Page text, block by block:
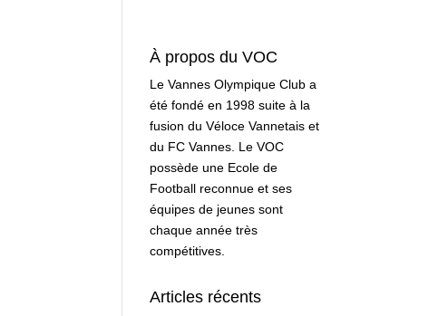
À propos du VOC
Le Vannes Olympique Club a
été fondé en 1998 suite à la
fusion du Véloce Vannetais et
du FC Vannes. Le VOC
possède une Ecole de
Football reconnue et ses
équipes de jeunes sont
chaque année très
compétitives.
Articles récents